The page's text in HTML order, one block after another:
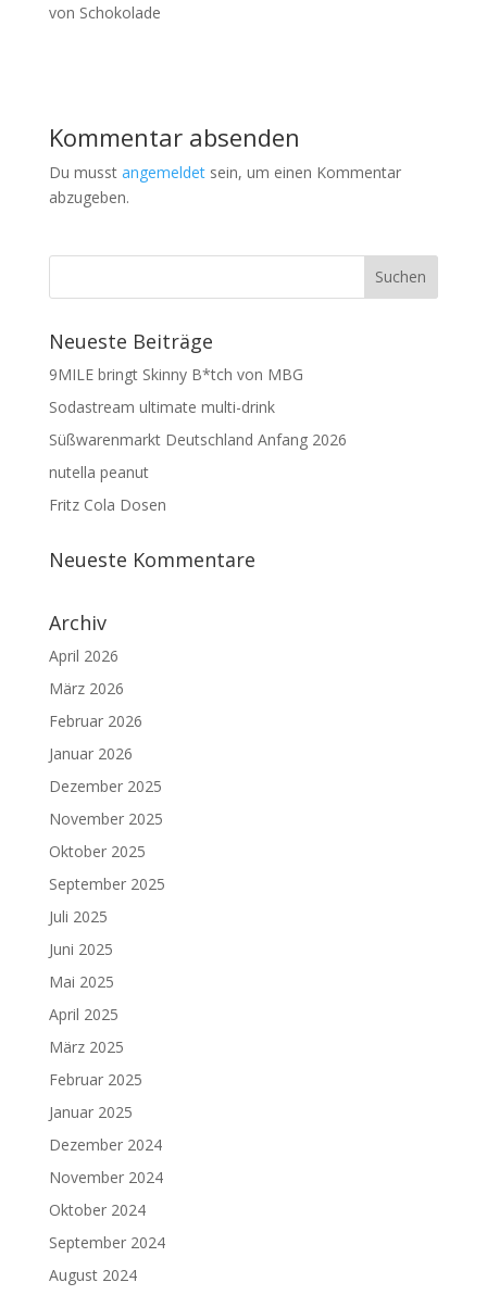
von Schokolade
Kommentar absenden
Du musst angemeldetsein, um einen Kommentar
abzugeben.
Neueste Beiträge
9MILE bringt Skinny B*tch von MBG
Sodastream ultimate multi-drink
Süßwarenmarkt Deutschland Anfang 2026
nutella peanut
Fritz Cola Dosen
Neueste Kommentare
Archiv
April 2026
März 2026
Februar 2026
Januar 2026
Dezember 2025
November 2025
Oktober 2025
September 2025
Juli 2025
Juni 2025
Mai 2025
April 2025
März 2025
Februar 2025
Januar 2025
Dezember 2024
November 2024
Oktober 2024
September 2024
August 2024